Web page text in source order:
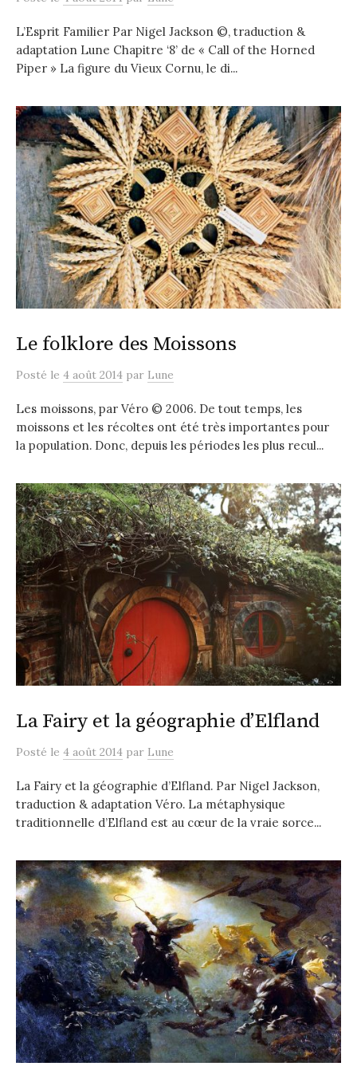
L’Esprit Familier Par Nigel Jackson ©, traduction &
adaptation Lune Chapitre ‘8’ de « Call of the Horned
Piper » La figure du Vieux Cornu, le di...
Le folklore des Moissons
Posté le 4 août 2014 par Lune
Les moissons, par Véro © 2006. De tout temps, les
moissons et les récoltes ont été très importantes pour
la population. Donc, depuis les périodes les plus recul...
La Fairy et la géographie d’Elfland
Posté le 4 août 2014 par Lune
La Fairy et la géographie d’Elfland. Par Nigel Jackson,
traduction & adaptation Véro. La métaphysique
traditionnelle d’Elfland est au cœur de la vraie sorce...